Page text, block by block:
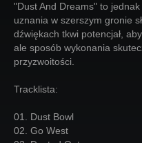
"Dust And Dreams" to jednak
uznania w szerszym gronie
dźwiękach tkwi potencjał,
ale sposób wykonania
przyzwoitości.
Tracklista:
01. Dust Bowl
02. Go West